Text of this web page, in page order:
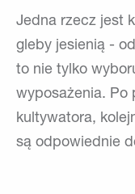
Jedna rzecz jest
gleby jesienią -
to nie tylko
wyposażenia. Po
kultywatora,
są odpowiednie